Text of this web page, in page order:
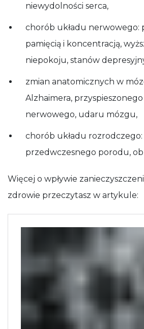
niewydolności serca,
chorób układu nerwowego:
pamięcią i koncentracją,
niepokoju, stanów
zmian anatomicznych w
Alzhaimera,
nerwowego, udaru mózgu,
chorób układu rozrodczego:
przedwczesnego porodu,
Więcej o wpływie
zdrowie przeczytasz w artykule: